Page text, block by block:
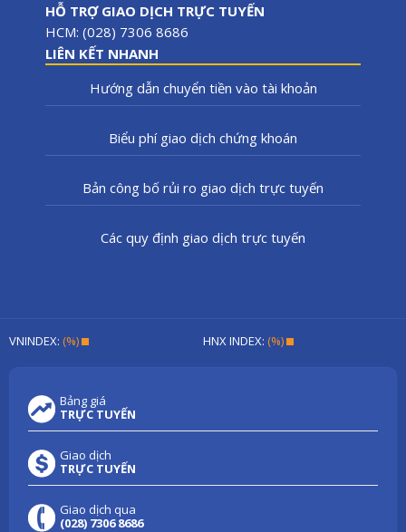
HỖ TRỢ GIAO DỊCH TRỰC TUYẾN
HCM: (028) 7306 8686
LIÊN KẾT NHANH
Hướng dẫn chuyển tiền vào tài khoản
Biểu phí giao dịch chứng khoán
Bản công bố rủi ro giao dịch trực tuyến
Các quy định giao dịch trực tuyến
VNINDEX: (%) HNX INDEX: (%)
Bảng giá
TRỰC TUYẾN
Giao dịch
TRỰC TUYẾN
Giao dịch qua
(028) 7306 8686